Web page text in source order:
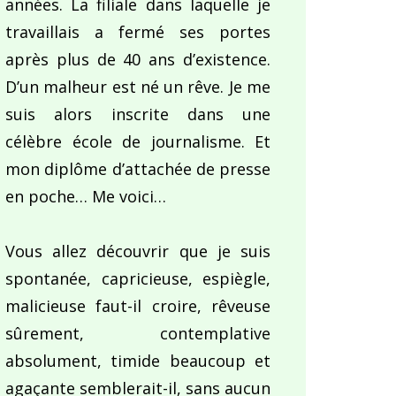
travaillais a fermé ses portes
après plus de 40 ans d’existence.
D’un malheur est né un rêve. Je me
suis alors inscrite dans une
célèbre école de journalisme. Et
mon diplôme d’attachée de presse
en poche… Me voici…
Vous allez découvrir que je suis
spontanée, capricieuse, espiègle,
malicieuse faut-il croire, rêveuse
sûrement, contemplative
absolument, timide beaucoup et
agaçante semblerait-il, sans aucun